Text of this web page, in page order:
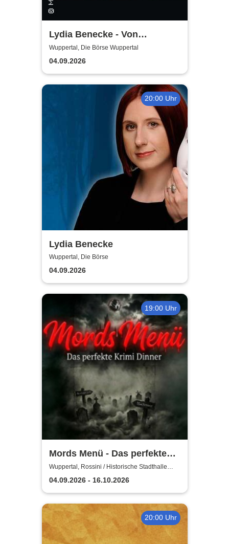
Lydia Benecke - Von
Hochstapelei, Betrug und
Gaslighting
Wuppertal, Die Börse Wuppertal
04.09.2026
20:00 Uhr
Lydia Benecke
Wuppertal, Die Börse
04.09.2026
19:00 Uhr
Mords Menü - Das perfekte
Krimi Dinner
Wuppertal, Rossini / Historische Stadthalle
Wuppertal
04.09.2026 - 16.10.2026
20:00 Uhr